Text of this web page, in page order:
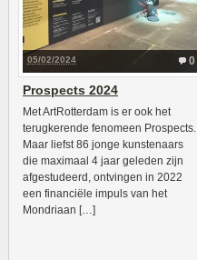
0
05/02/2024
Prospects 2024
Met ArtRotterdam is er ook het
terugkerende fenomeen Prospects.
Maar liefst 86 jonge kunstenaars
die maximaal 4 jaar geleden zijn
afgestudeerd, ontvingen in 2022
een financiële impuls van het
Mondriaan […]